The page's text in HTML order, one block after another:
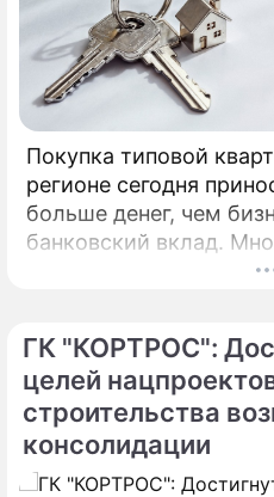
Покупка типовой
регионе сегодня
больше денег, чем
банковский вклад.
думают, что
ГК "КОРТРОС":
целей
строительства
консолидации